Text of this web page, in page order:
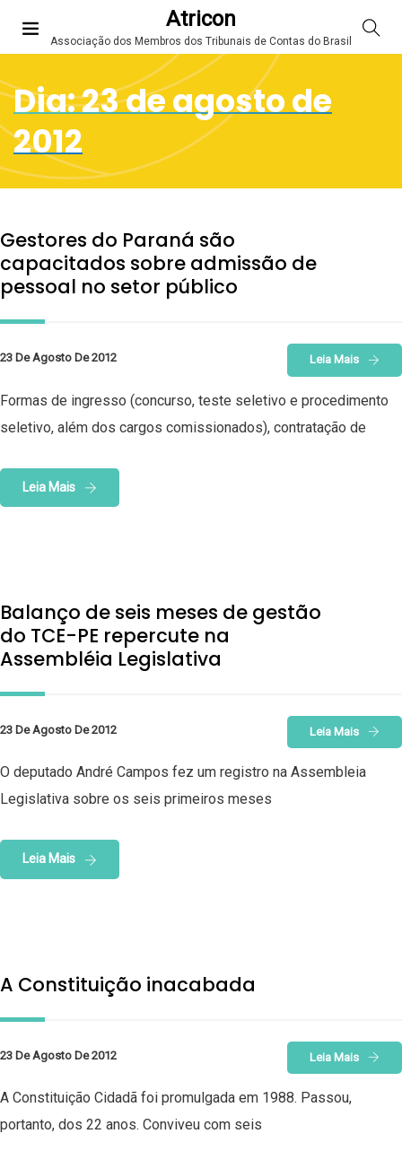
Atricon
Associação dos Membros dos Tribunais de Contas do Brasil
Dia:23 de agosto de
2012
Gestores do Paraná são
capacitados sobre admissão de
pessoal no setor público
23 De Agosto De 2012 Leia Mais
Formas de ingresso (concurso, teste seletivo e procedimento
seletivo, além dos cargos comissionados), contratação de
Leia Mais
Balanço de seis meses de gestão
do TCE-PE repercute na
Assembléia Legislativa
23 De Agosto De 2012 Leia Mais
O deputado André Campos fez um registro na Assembleia
Legislativa sobre os seis primeiros meses
Leia Mais
A Constituição inacabada
23 De Agosto De 2012 Leia Mais
A Constituição Cidadã foi promulgada em 1988. Passou,
portanto, dos 22 anos. Conviveu com seis